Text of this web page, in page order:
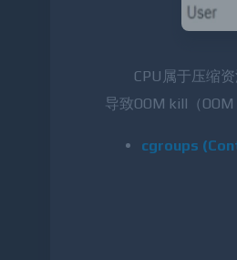
CPU属于压缩
导致OOM kill（
cgroups